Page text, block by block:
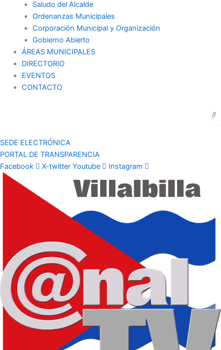
Saludo del Alcalde
Ordenanzas Municipales
Corporación Municipal y Organización
Gobierno Abierto
ÁREAS MUNICIPALES
DIRECTORIO
EVENTOS
CONTACTO
SEDE ELECTRÓNICA
PORTAL DE TRANSPARENCIA
Facebook
X-twitter Youtube Instagram